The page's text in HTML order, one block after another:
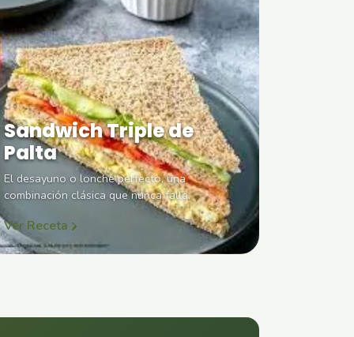
Sandwich Triple de
Palta
El desayuno o lonche perfecto, una
combinación clásica que nunca falla.
Ver Receta